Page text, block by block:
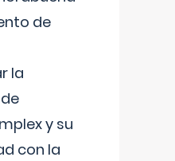
de
la
y su
con la